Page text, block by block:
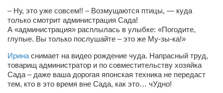
Косметологическое отделение КП Сумская
городская клиническая больница №4
Оптика — Медтехника
Тенториум -центр независимых дистрибьюторов
Кафе, клубы, рестораны
– Ну, это уже совсем!! – Возмущаются птицы, — куда
только смотрит администрация Сада!
А «администрация» расплылась в улыбке: «Погодите,
глупые. Вы только послушайте – это же Му-зы-ка!»
Ирина снимает на видео рождение чуда. Напрасный труд,
товарищ администратор и по совместительству хозяйка
Сада – даже ваша дорогая японская техника не передаст
тем, кто в это время вне Сада, как это… чУдно!